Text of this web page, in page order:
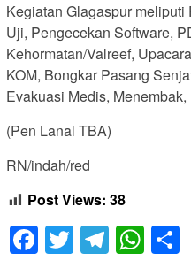
Kegiatan Glagaspur
Uji, Pengecekan Software,
Kehormatan/Valreef,
KOM, Bongkar Pasang
Evakuasi Medis,
(Pen Lanal TBA)
RN/indah/red
Post Views: 38
Facebook
Twitter